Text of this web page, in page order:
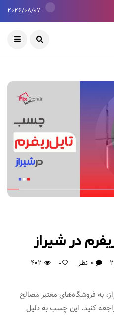
2026/08/07
در شیراز
0 نظر 0
402
به فروشگاه‌های معتبر مصالح
کنید. این چسب به دلیل